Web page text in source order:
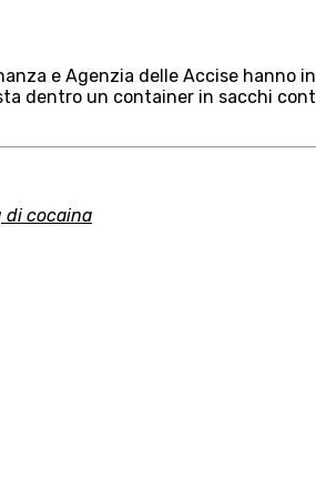
e Agenzia delle Accise
dentro un container in sacchi
di cocaina